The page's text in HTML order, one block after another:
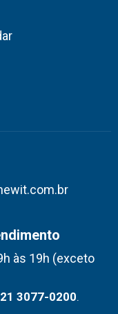
às 19h (exceto
21 3077-0200.